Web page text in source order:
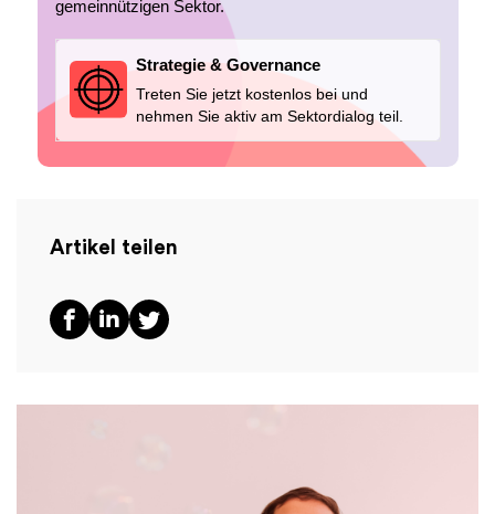
gemeinnützigen Sektor.
Strategie & Governance
Treten Sie jetzt kostenlos bei und
nehmen Sie aktiv am Sektordialog teil.
Artikel teilen